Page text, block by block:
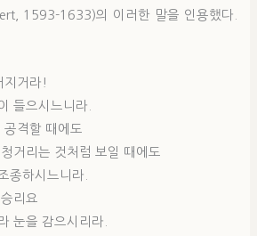
1593-1633)의 이러한 말을 인용했다.
지거라!
들으시느니라.
공격할 때에도
거리는 것처럼 보일 때에도
종하시느니라.
리요
눈을 감으시리라.